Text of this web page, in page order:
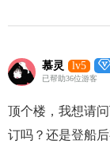
慕灵 lv5 
已帮助36位游客
顶个楼，我想请
订吗？还是登船